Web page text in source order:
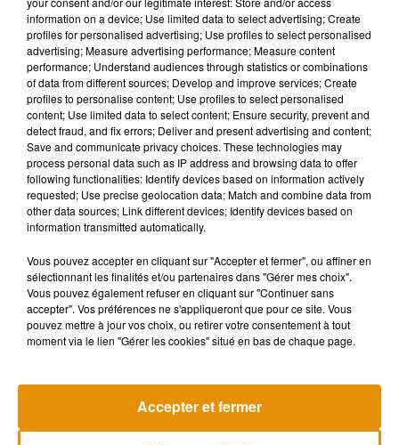
Musique
7 août 2026
Madonna sort enfin le remix de « Love
Sensation » avec Kylie Minogue
7 août 2026
collaboration tant attendue
« Loups Garous » pour son...
information on a device; Use limited data to select advertising; Create
profiles for personalised advertising; Use profiles to select personalised
advertising; Measure advertising performance; Measure content
performance; Understand audiences through statistics or combinations
of data from different sources; Develop and improve services; Create
profiles to personalise content; Use profiles to select personalised
content; Use limited data to select content; Ensure security, prevent and
detect fraud, and fix errors; Deliver and present advertising and content;
Save and communicate privacy choices. These technologies may
process personal data such as IP address and browsing data to offer
following functionalities: Identify devices based on information actively
requested; Use precise geolocation data; Match and combine data from
other data sources; Link different devices; Identify devices based on
information transmitted automatically.
Vous pouvez accepter en cliquant sur "Accepter et fermer", ou affiner en
sélectionnant les finalités et/ou partenaires dans "Gérer mes choix".
Vous pouvez également refuser en cliquant sur "Continuer sans
accepter". Vos préférences ne s'appliqueront que pour ce site. Vous
pouvez mettre à jour vos choix, ou retirer votre consentement à tout
moment via le lien "Gérer les cookies" situé en bas de chaque page.
Accepter et fermer